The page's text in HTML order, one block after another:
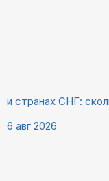
и странах СНГ:
6 авг 2026